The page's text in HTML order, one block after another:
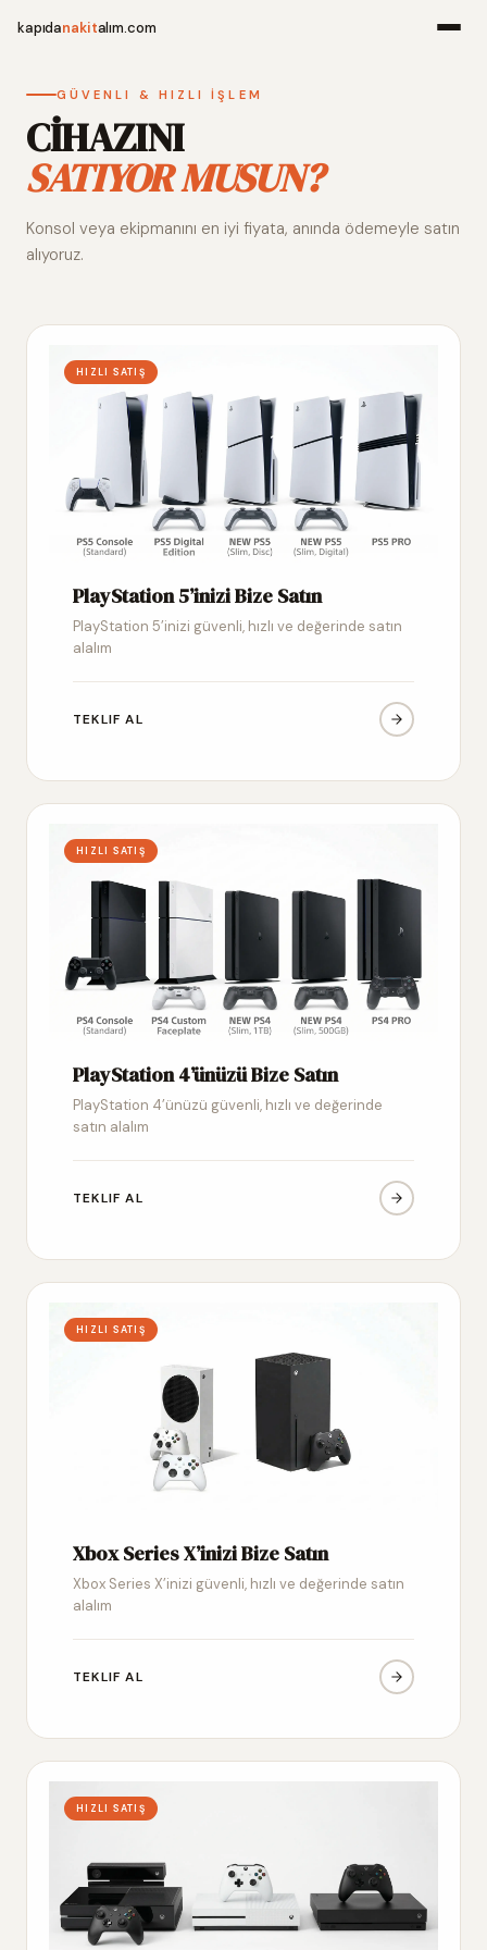
kapıdanakitalım.com
Alım
GÜVENLI & HIZLI İŞLEM
CİHAZINI
SATIYOR MUSUN?
Konsol veya ekipmanını en iyi fiyata, anında ödemeyle satın
alıyoruz.
HIZLI SATIŞ
PlayStation 5’inizi Bize Satın
PlayStation 5’inizi güvenli, hızlı ve değerinde satın
alalım
TEKLIF AL
HIZLI SATIŞ
PlayStation 4’ünüzü Bize Satın
PlayStation 4’ünüzü güvenli, hızlı ve değerinde
satın alalım
TEKLIF AL
HIZLI SATIŞ
Xbox Series X’inizi Bize Satın
Xbox Series X’inizi güvenli, hızlı ve değerinde satın
alalım
TEKLIF AL
HIZLI SATIŞ